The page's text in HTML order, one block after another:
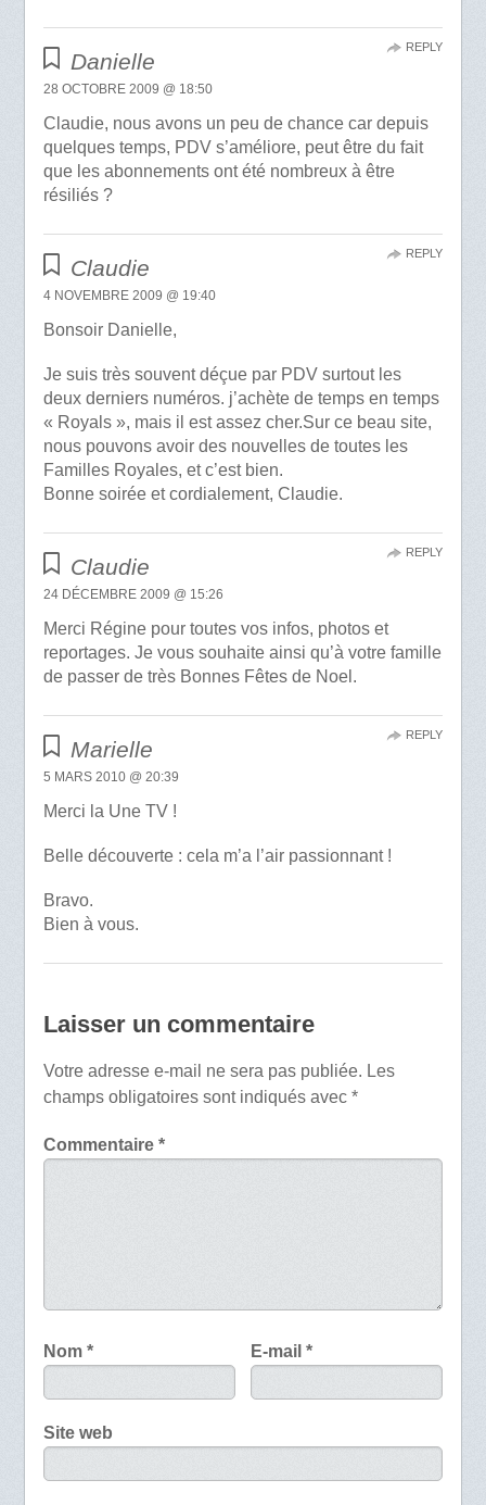
Danielle
28 OCTOBRE 2009 @ 18:50
Claudie, nous avons un peu de chance car depuis
quelques temps, PDV s’améliore, peut être du fait
que les abonnements ont été nombreux à être
résiliés ?
REPLY
Claudie
4 NOVEMBRE 2009 @ 19:40
Bonsoir Danielle,
Je suis très souvent déçue par PDV surtout les
deux derniers numéros. j’achète de temps en temps
« Royals », mais il est assez cher.Sur ce beau site,
nous pouvons avoir des nouvelles de toutes les
Familles Royales, et c’est bien.
Bonne soirée et cordialement, Claudie.
REPLY
Claudie
24 DÉCEMBRE 2009 @ 15:26
Merci Régine pour toutes vos infos, photos et
reportages. Je vous souhaite ainsi qu’à votre famille
de passer de très Bonnes Fêtes de Noel.
REPLY
Marielle
5 MARS 2010 @ 20:39
Merci la Une TV !
Belle découverte : cela m’a l’air passionnant !
Bravo.
Bien à vous.
REPLY
Laisser un commentaire
Votre adresse e-mail ne sera pas publiée. Les
champs obligatoires sont indiqués avec *
Commentaire *
Nom * E-mail*
Site web